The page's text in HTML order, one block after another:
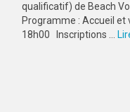
qualificatif) de Beach
Programme : Accueil et
18h00 Inscriptions …